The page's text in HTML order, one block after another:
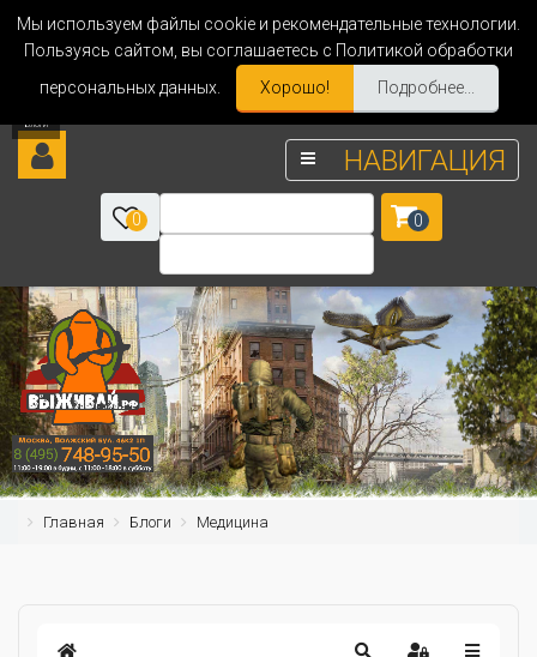
Мы используем файлы cookie и рекомендательные технологии.
Пользуясь сайтом, вы соглашаетесь с Политикой обработки
персональных данных.
Хорошо! Подробнее...
НАВИГАЦИЯ
0 0
Главная Блоги Медицина